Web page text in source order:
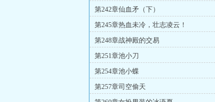
第242章仙血矛（下）
第245章热血未冷，壮志凌云！
第248章战神殿的交易
第251章池小刀
第254章池小蝶
第257章司空偷天